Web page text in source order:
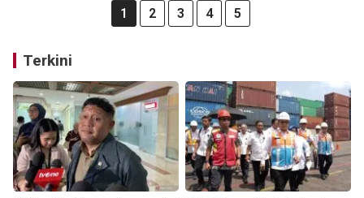
1 2 3 4 5
Terkini